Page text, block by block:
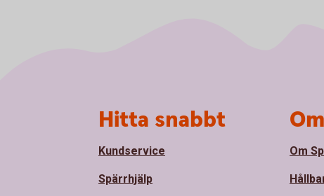
Hitta snabbt
Kundservice
Spärrhjälp
Om